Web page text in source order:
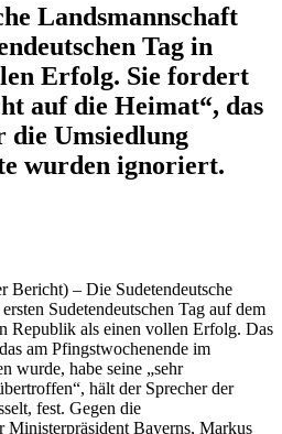
Landsmannschaft
Tag in
Erfolg. Sie fordert
auf die Heimat“, das
die Umsiedlung
wurden ignoriert.
Bericht) – Die Sudetendeutsche
Sudetendeutschen Tag auf dem
Republik als einen vollen Erfolg. Das
am Pfingstwochenende im
wurde, habe seine „sehr
hält der Sprecher der
fest. Gegen die
Ministerpräsident Bayerns, Markus